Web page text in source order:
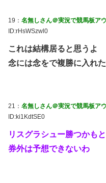
19： 名無しさん＠実況で競馬板ア
ID:rHsWSzwl0
これは結構居ると思うよ
念には念をで複勝に入れ
21： 名無しさん＠実況で競馬板ア
ID:ki1KdtSE0
リスグラシュー勝つかも
券外は予想できないわ